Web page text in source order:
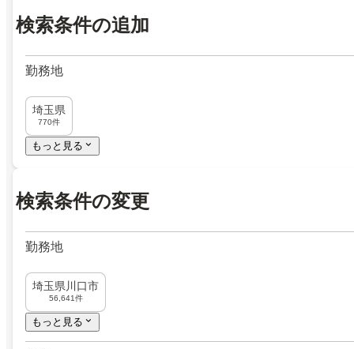
検索条件の追加
勤務地
埼玉県
770件
もっと見る
検索条件の変更
勤務地
埼玉県川口市
56,641件
もっと見る